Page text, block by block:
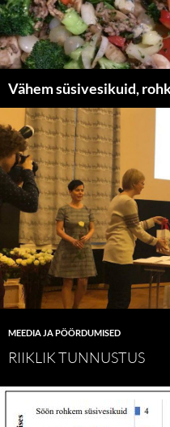
Liigu
sisu
juurde
Vähem süsivesikuid,
MEEDIA JA PÖÖRDUMISED
RIIKLIK TUNNUSTUS